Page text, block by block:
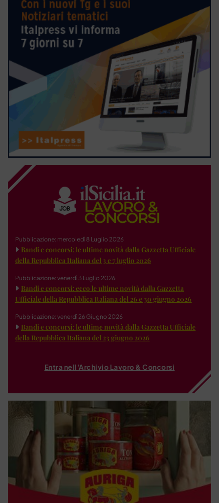
Pubblicazione: mercoledì 8 Luglio 2026
Bandi e concorsi: le ultime novità dalla Gazzetta Ufficiale
della Repubblica Italiana del 3 e 7 luglio 2026
Pubblicazione: venerdì 3 Luglio 2026
Bandi e concorsi: ecco le ultime novità dalla Gazzetta
Ufficiale della Repubblica Italiana del 26 e 30 giugno 2026
Pubblicazione: venerdì 26 Giugno 2026
Bandi e concorsi: le ultime novità dalla Gazzetta Ufficiale
della Repubblica Italiana del 23 giugno 2026
Entra nell'Archivio Lavoro & Concorsi